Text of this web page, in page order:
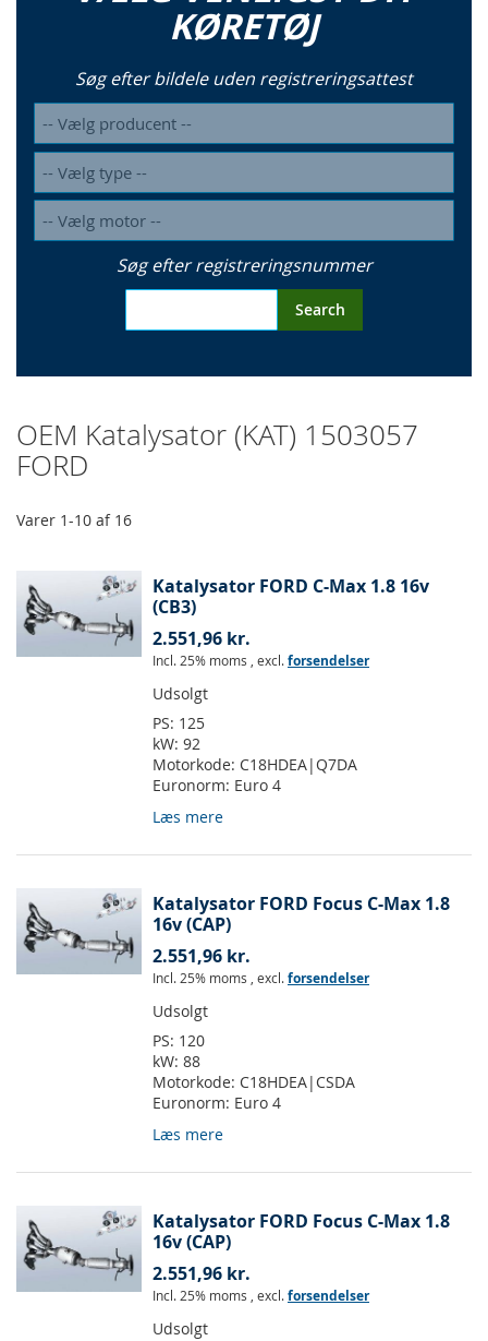
KØRETØJ
Søg efter bildele uden registreringsattest
Søg efter registreringsnummer
Search
OEM Katalysator (KAT) 1503057
FORD
Varer 1-10 af 16
Katalysator FORD C-Max 1.8 16v
(CB3)
2.551,96 kr.
Incl. 25% moms , excl.forsendelser
Udsolgt
PS: 125
kW: 92
Motorkode: C18HDEA|Q7DA
Euronorm: Euro 4
Læs mere
Katalysator FORD Focus C-Max 1.8
16v (CAP)
2.551,96 kr.
Incl. 25% moms , excl.forsendelser
Udsolgt
PS: 120
kW: 88
Motorkode: C18HDEA|CSDA
Euronorm: Euro 4
Læs mere
Katalysator FORD Focus C-Max 1.8
16v (CAP)
2.551,96 kr.
Incl. 25% moms , excl.forsendelser
Udsolgt